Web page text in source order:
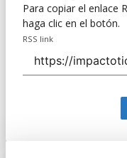
Para copiar el enlace
haga clic en el botón.
RSS link